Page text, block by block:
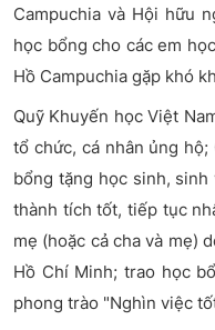
Campuchia và Hội hữu
học bổng cho các em
Hồ Campuchia gặp khó
Quỹ Khuyến học Việt
tổ chức, cá nhân ủng
bổng tặng học sinh,
thành tích tốt, tiếp tục
mẹ (hoặc cả cha và mẹ)
Hồ Chí Minh; trao học
phong trào "Nghìn việc